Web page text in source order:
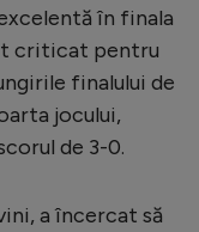
în finala
criticat pentru
finalului de
jocului,
de 3-0.
a încercat să